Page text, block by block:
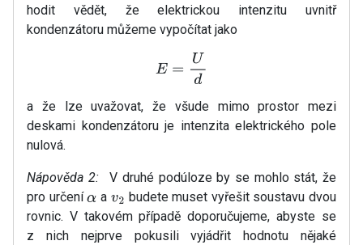
hodit vědět, že elektrickou intenzitu uvnitř
kondenzátoru můžeme vypočítat jako
E d
a že lze uvažovat, že všude mimo prostor mezi
deskami kondenzátoru je intenzita elektrického pole
nulová.
Nápověda 2:
V druhé podúloze by se mohlo stát, že
pro určeníα a v2 budete muset vyřešit soustavu dvou
rovnic. V takovém případě doporučujeme, abyste se
z nich nejprve pokusili vyjádřit hodnotu nějaké